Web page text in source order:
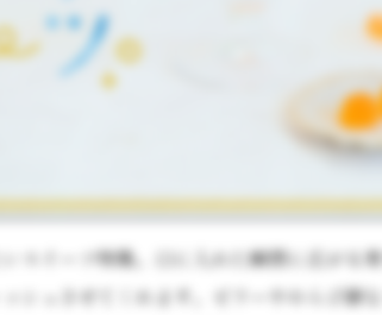
スイーツ特集。口に入れた瞬間に広がる
シュさせてくれます。ゼリーやわらび餅な